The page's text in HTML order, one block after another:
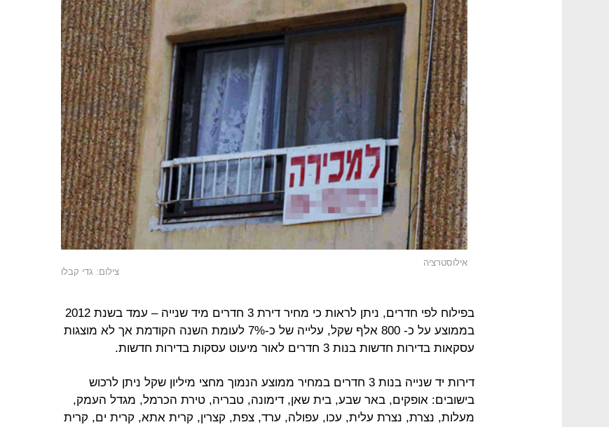
אילוסטרציה
צילום: גדי קבלו
בפילוח לפי חדרים, ניתן לראות כי מחיר דירת 3 חדרים מיד שנייה – עמד בשנת 2012
בממוצע על כ- 800 אלף שקל, עלייה של כ-7% לעומת השנה הקודמת אך לא מוצגות
עסקאות בדירות חדשות בנות 3 חדרים לאור מיעוט עסקות בדירות חדשות.
דירות יד שנייה בנות 3 חדרים במחיר ממוצע הנמוך מחצי מיליון שקל ניתן לרכוש
בישובים: אופקים, באר שבע, בית שאן, דימונה, טבריה, טירת הכרמל, מגדל העמק,
מעלות, נצרת, נצרת עלית, עכו, עפולה, ערד, צפת, קצרין, קרית אתא, קרית ים, קרית